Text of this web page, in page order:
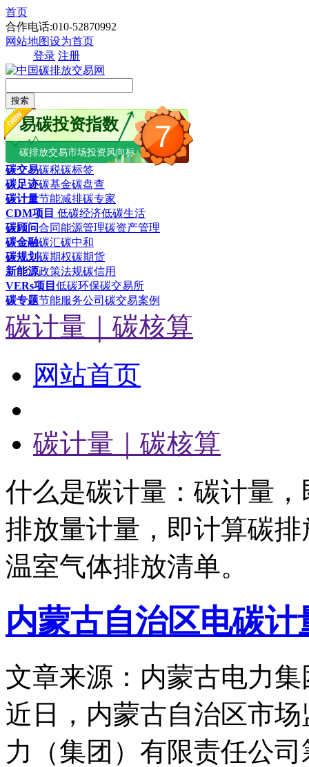
首页
合作电话:010-52870992
网站地图设为首页
登录 注册
搜索
7
易碳投资指数
碳排放交易市场投资风向标
碳交易碳税碳标签
碳足迹碳基金碳盘查
碳计量节能减排碳专家
CDM项目 低碳经济低碳生活
碳顾问合同能源管理碳资产管理
碳金融碳汇碳中和
碳规划碳期权碳期货
新能源政策法规碳信用
VERs项目 低碳环保碳交易所
碳专题节能服务公司 碳交易案例
碳计量｜碳核算
网站首页
碳计量｜碳核算
什么是碳计量：碳计量
排放量计量，即计算碳
温室气体排放清单。
内蒙古自治区电碳
文章来源：内蒙古电力
近日，内蒙古自治区市
力（集团）有限责任公